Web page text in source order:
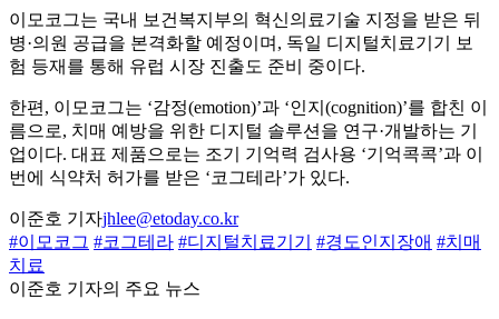
이모코그는 국내 보건복지부의 혁신의료기술 지정을 받은 뒤
병·의원 공급을 본격화할 예정이며, 독일 디지털치료기기 보
험 등재를 통해 유럽 시장 진출도 준비 중이다.
한편, 이모코그는 ‘감정(emotion)’과 ‘인지(cognition)’를 합친 이
름으로, 치매 예방을 위한 디지털 솔루션을 연구·개발하는 기
업이다. 대표 제품으로는 조기 기억력 검사용 ‘기억콕콕’과 이
번에 식약처 허가를 받은 ‘코그테라’가 있다.
이준호 기자jhlee@etoday.co.kr
#이모코그 #코그테라 #디지털치료기기 #경도인지장애 #치매
치료
이준호 기자의 주요 뉴스